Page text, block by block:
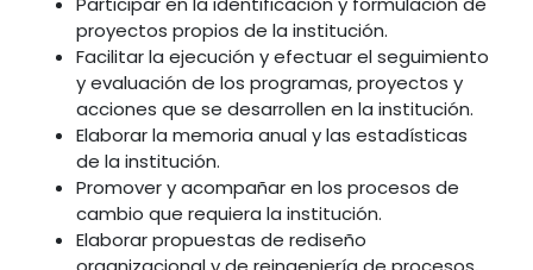
proyectos propios de la institución.
Facilitar la ejecución y efectuar el seguimiento
y evaluación de los programas, proyectos y
acciones que se desarrollen en la institución.
Elaborar la memoria anual y las estadísticas
de la institución.
Promover y acompañar en los procesos de
cambio que requiera la institución.
Elaborar propuestas de rediseño